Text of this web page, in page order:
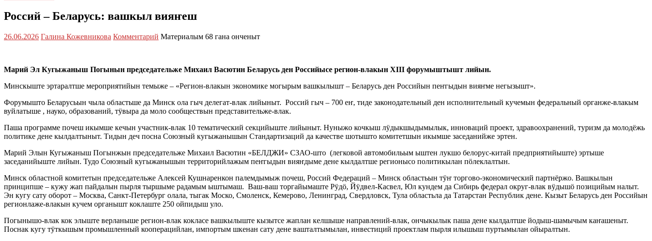
Россий – Беларусь: вашкыл вияҥеш
26.06.2026 Галина Кожевникова Комментарий Материалым 68 гана онченыт
Марий Эл Кугыжаныш Погынын председательже Михаил Васютин Беларусь ден Российысе регион-влакын XIII форумыштышт лийын.
Минскыште эртаралтше мероприятийын темыже – «Регион-влакын экономике могырым вашкылышт – Беларусь ден Российын пеҥгыдын вияҥме негызышт».
Форумышто Беларусьын чыла областьше да Минск ола гыч делегат-влак лийыныт. Россий гыч – 700 еҥ, тиде законодательный ден исполнительный кучемын федеральный органже-влакым
вуйлатыше , науко, образований, тӱвыра да моло сообществын представительже-влак.
Паша программе почеш икымше кечын участник-влак 10 тематический секцийыште лийыныт. Нуныжо кочкыш лӱдыкшыдымылык, инноваций проект, здравоохранений, туризм да молодёжь
политике дене кылдалтыныт. Тидын деч посна Союзный кугыжанышын Стандартизаций да качестве шотышто комитетшын икымше заседанийже эртен.
Марий Элын Кугыжаныш Погынжын председательже Михаил Васютин «БЕЛДЖИ» СЗАО-што (легковой автомобильым ыштен лукшо белорус-китай предприятийыште) эртыше
заседанийыште лийын. Тудо Союзный кугыжанышын территорийлажым пеҥгыдын вияҥдыме дене кылдалтше регионысо политикылан пӧлеклалтын.
Минск областной комитетын председательже Алексей Кушнаренкон палемдымыж почеш, Россий Федераций – Минск областьын тӱҥ торгово-экономический партнёржо. Вашкылын
принципше – кужу жап пайдалын пырля тыршыме радамым ыштымаш. Ваш-ваш торгайымаште Рӱдӧ, Йӱдвел-Касвел, Юл кундем да Сибирь федерал округ-влак вӱдышӧ позицийым налыт.
Эн кугу сату оборот – Москва, Санкт-Петербург олала, тыгак Моско, Смоленск, Кемерово, Ленинград, Свердловск, Тула областьла да Татарстан Республик дене. Кызыт Беларусь ден Российын
регионлаже-влакын кучем органышт коклаште 250 ойпидыш уло.
Погынышо-влак кок элыште верланыше регион-влак кокласе вашкылыште кызытсе жаплан келшыше направлений-влак, ончыкылык паша дене кылдалтше йодыш-шамычым каҥашеныт.
Поснак кугу тӱткышым промышленный кооперацийлан, импортым шкенан сату дене вашталтымылан, инвестиций проектлам пырля илышыш пуртымылан ойыралтын.